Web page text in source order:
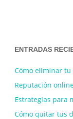
ENTRADAS
Cómo eliminar
Reputación
Estrategias para
Cómo quitar tus